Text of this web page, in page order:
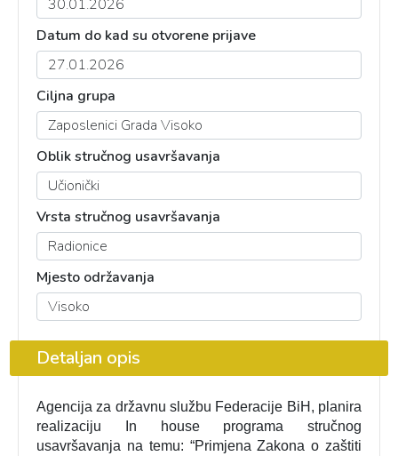
Datum do kad su otvorene prijave
Ciljna grupa
Oblik stručnog usavršavanja
Vrsta stručnog usavršavanja
Mjesto održavanja
Detaljan opis
Agencija za državnu službu Federacije BiH, planira
realizaciju In house programa stručnog
usavršavanja na temu: “Primjena Zakona o zaštiti